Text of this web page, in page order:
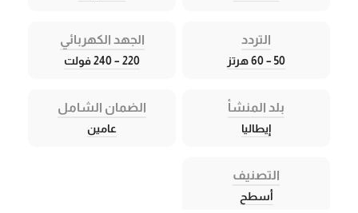
التردد
50 – 60 هرتز
الجهد الكهربائي
220 – 240 فولت
بلد المنشأ
إيطاليا
الضمان الشامل
عامين
التصنيف
أسطح